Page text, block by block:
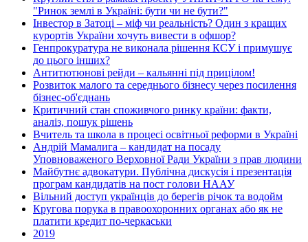
"Ринок землі в Україні: бути чи не бути?"
Інвестор в Затоці – міф чи реальність? Один з кращих
курортів України хочуть вивести в офшор?
Генпрокуратура не виконала рішення КСУ і примушує
до цього інших?
Антитютюнові рейди – кальянні під прицілом!
Розвиток малого та середнього бізнесу через посилення
бізнес-об'єднань
Критичний стан споживчого ринку країни: факти,
аналіз, пошук рішень
Вчитель та школа в процесі освітньої реформи в Україні
Андрій Мамалига – кандидат на посаду
Уповноваженого Верховної Ради України з прав людини
Майбутнє адвокатури. Публічна дискусія і презентація
програм кандидатів на пост голови НААУ
Вільний доступ українців до берегів річок та водойм
Кругова порука в правоохоронних органах або як не
платити кредит по-черкаськи
2019